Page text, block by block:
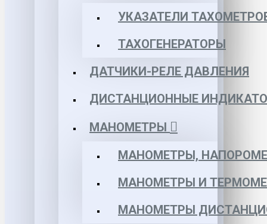
УКАЗАТЕЛИ
ТАХОГЕНЕРАТОРЫ
ДАТЧИКИ-РЕЛЕ ДАВЛЕНИЯ
ДИСТАНЦИОННЫЕ
МАНОМЕТРЫ
МАНОМЕТРЫ,
МАНОМЕТРЫ И
МАНОМЕТРЫ